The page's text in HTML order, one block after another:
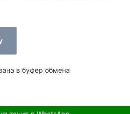
в буфер обмена